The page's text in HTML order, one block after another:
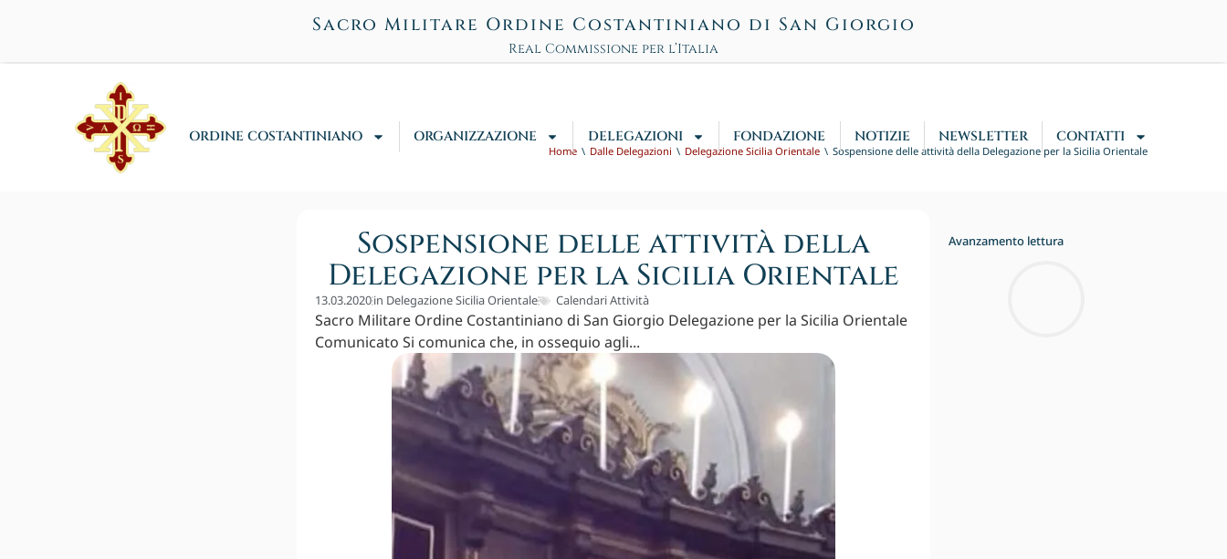
Sacro Militare Ordine Costantiniano di San Giorgio
Real Commissione per l’Italia
ORDINE COSTANTINIANO ORGANIZZAZIONE DELEGAZIONI FONDAZIONE NOTIZIE NEWSLETTER CONTATTI
Home Dalle Delegazioni Delegazione Sicilia Orientale Sospensione delle attività della Delegazione per la Sicilia Orientale
Sospensione delle attività della
Delegazione per la Sicilia Orientale
13.03.2020in Delegazione Sicilia Orientale Calendari Attività
Sacro Militare Ordine Costantiniano di San Giorgio Delegazione per la Sicilia Orientale
Comunicato Si comunica che, in ossequio agli...
Avanzamento lettura